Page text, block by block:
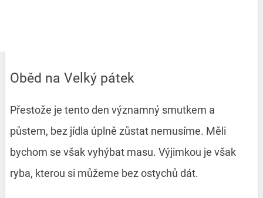
Oběd na Velký pátek
Přestože je tento den významný smutkem a
půstem, bez jídla úplně zůstat nemusíme. Měli
bychom se však vyhýbat masu. Výjimkou je však
ryba, kterou si můžeme bez ostychů dát.